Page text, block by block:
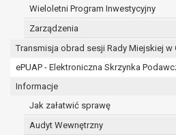
Wieloletni Program Inwestycyjny
Zarządzenia
Transmisja obrad sesji Rady Miejskiej w
ePUAP - Elektroniczna Skrzynka
Informacje
Jak załatwić sprawę
Audyt Wewnętrzny
udostępniane innym
kategoriom odbiorców
Odbiorcami mogą być:
podmioty, które
osobowe w imieniu
osobowych;
podmioty